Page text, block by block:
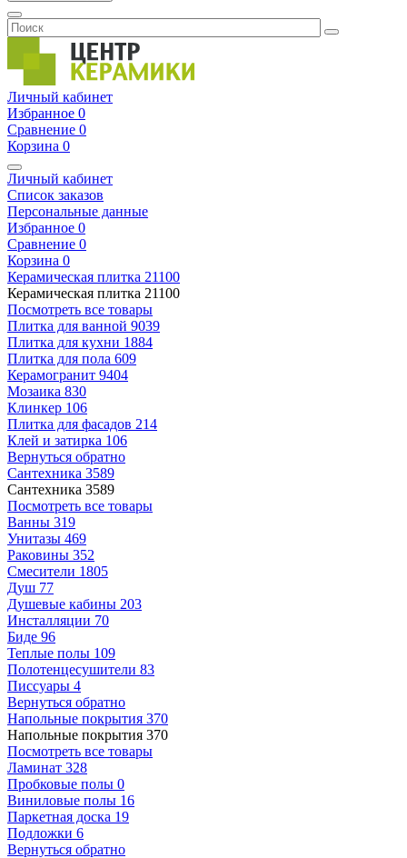
Личный кабинет
Избранное 0
Сравнение 0
Корзина 0
Личный кабинет
Список заказов
Персональные данные
Избранное 0
Сравнение 0
Корзина 0
Керамическая плитка 21100
Керамическая плитка 21100
Посмотреть все товары
Плитка для ванной 9039
Плитка для кухни 1884
Плитка для пола 609
Керамогранит 9404
Мозаика 830
Клинкер 106
Плитка для фасадов 214
Клей и затирка 106
Вернуться обратно
Сантехника 3589
Сантехника 3589
Посмотреть все товары
Ванны 319
Унитазы 469
Раковины 352
Смесители 1805
Душ 77
Душевые кабины 203
Инсталляции 70
Биде 96
Теплые полы 109
Полотенцесушители 83
Писсуары 4
Вернуться обратно
Напольные покрытия 370
Напольные покрытия 370
Посмотреть все товары
Ламинат 328
Пробковые полы 0
Виниловые полы 16
Паркетная доска 19
Подложки 6
Вернуться обратно